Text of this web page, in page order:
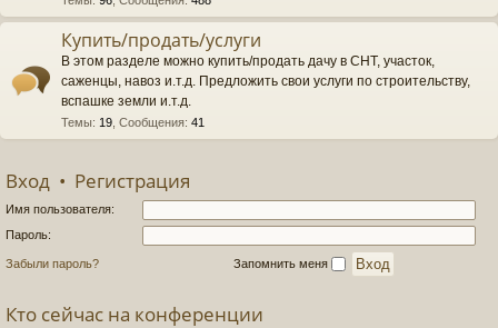
Купить/продать/услуги
В этом разделе можно купить/продать дачу в СНТ, участок,
саженцы, навоз и.т.д. Предложить свои услуги по строительству,
вспашке земли и.т.д.
Темы: 19 Сообщения: 41
Вход • Регистрация
Имя пользователя:
Пароль:
Забыли пароль? Запомнить меня
Кто сейчас на конференции